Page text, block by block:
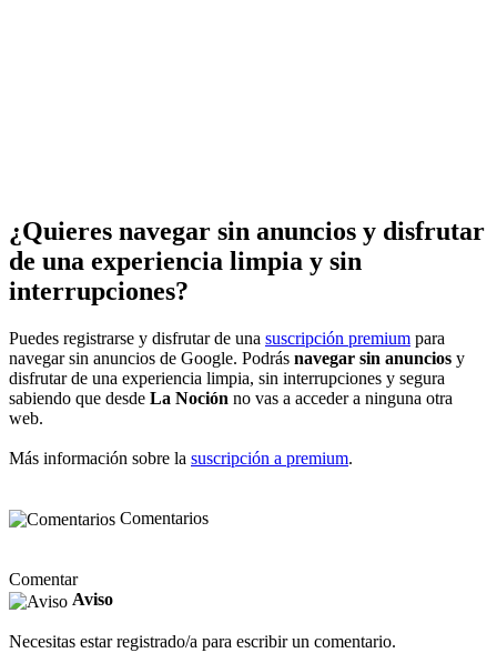
¿Quieres navegar sin anuncios y disfrutar
de una experiencia limpia y sin
interrupciones?
Puedes registrarse y disfrutar de una suscripción premium para
navegar sin anuncios de Google. Podrás navegar sin anuncios y
disfrutar de una experiencia limpia, sin interrupciones y segura
sabiendo que desde La Noción no vas a acceder a ninguna otra
web.
Más información sobre la suscripción a premium.
Comentarios
Comentar
Aviso
Necesitas estar registrado/a para escribir un comentario.